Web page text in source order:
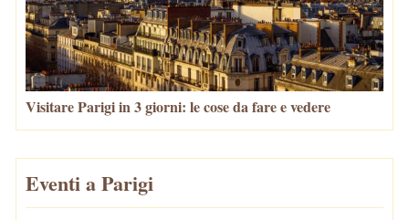
Visitare Parigi in 3 giorni: le cose da fare e vedere
Eventi a Parigi